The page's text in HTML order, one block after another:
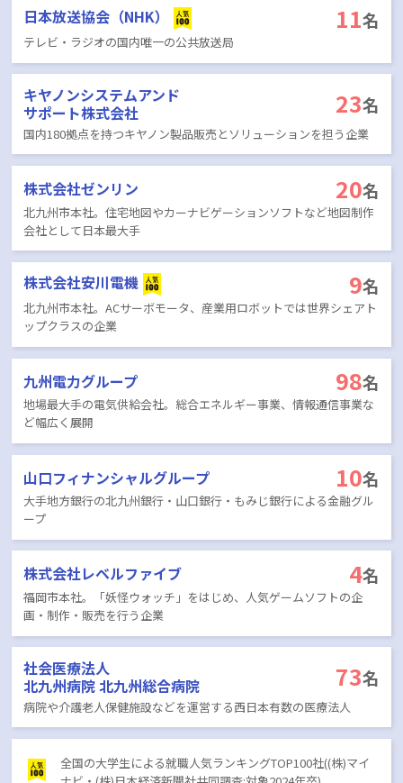
日本放送協会（NHK） 11名
テレビ・ラジオの国内唯一の公共放送局
キヤノンシステムアンド
サポート株式会社
23名
国内180拠点を持つキヤノン製品販売とソリューションを担う企業
株式会社ゼンリン 20名
北九州市本社。住宅地図やカーナビゲーションソフトなど地図制作
会社として日本最大手
株式会社安川電機 9名
北九州市本社。ACサーボモータ、産業用ロボットでは世界シェアト
ップクラスの企業
九州電力グループ 98名
地場最大手の電気供給会社。総合エネルギー事業、情報通信事業な
ど幅広く展開
山口フィナンシャルグループ 10名
大手地方銀行の北九州銀行・山口銀行・もみじ銀行による金融グル
ープ
株式会社レベルファイブ 4名
福岡市本社。「妖怪ウォッチ」をはじめ、人気ゲームソフトの企
画・制作・販売を行う企業
社会医療法人
北九州病院 北九州総合病院
73名
病院や介護老人保健施設などを運営する西日本有数の医療法人
全国の大学生による就職人気ランキングTOP100社((株)マイ